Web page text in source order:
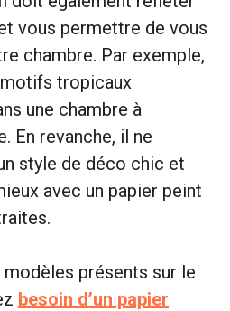
vous permettre de vous
chambre. Par exemple,
tropicaux
une chambre à
En revanche, il ne
style de déco chic et
avec un papier peint
présents sur le
besoin d’un papier